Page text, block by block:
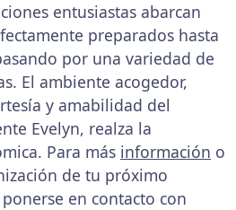
entusiastas abarcan
preparados hasta
por una variedad de
El ambiente acogedor,
y amabilidad del
Evelyn, realza la
Para más información o
de tu próximo
en contacto con